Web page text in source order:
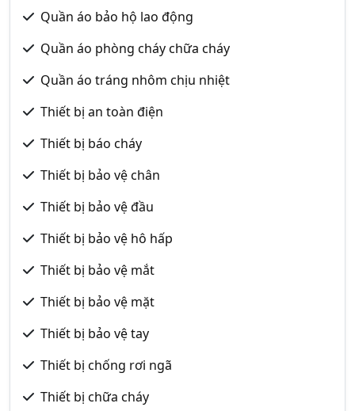
Quần áo bảo hộ lao động
Quần áo phòng cháy chữa cháy
Quần áo tráng nhôm chịu nhiệt
Thiết bị an toàn điện
Thiết bị báo cháy
Thiết bị bảo vệ chân
Thiết bị bảo vệ đầu
Thiết bị bảo vệ hô hấp
Thiết bị bảo vệ mắt
Thiết bị bảo vệ mặt
Thiết bị bảo vệ tay
Thiết bị chống rơi ngã
Thiết bị chữa cháy